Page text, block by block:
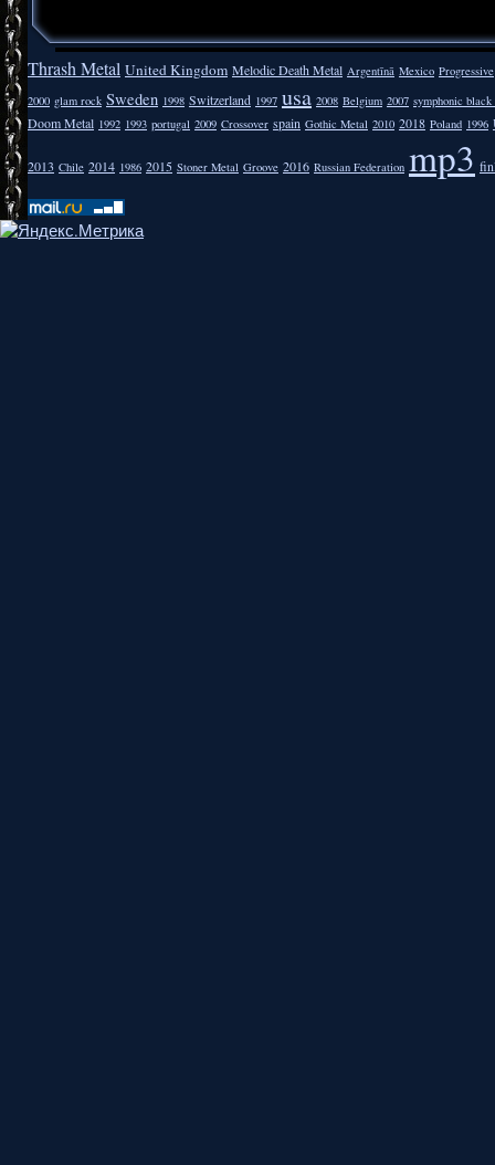
Thrash Metal United Kingdom Melodic Death Metal Argentīnā Mexico Progressive
2000 glam rock Sweden 1998 Switzerland 1997 usa 2008 Belgium 2007 symphonic
Doom Metal 1992 1993 portugal 2009 Crossover spain Gothic Metal 2010 2018 Poland 1996
2013 Chile 2014 1986 2015 Stoner Metal Groove 2016 Russian Federation mp3